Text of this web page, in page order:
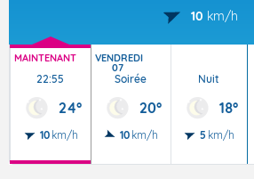
10 km/h
MAINTENANT
22:55
24°
10 km/h
VENDREDI
07
Soirée
20°
10 km/h
Nuit
18°
5 km/h